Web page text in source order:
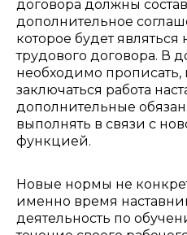
договора должны
дополнительное
которое будет
трудового договора. В
необходимо
заключаться работа
дополнительные
выполнять в связи с
функцией.
Новые нормы не
именно время
деятельность по